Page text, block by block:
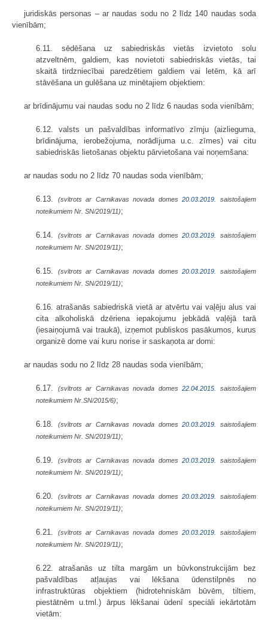
juridiskās personas – ar naudas sodu no 2 līdz 140 naudas soda
vienībām;
6.11. sēdēšana uz sabiedriskās vietās izvietoto solu
atzveltnēm, galdiem, kas novietoti sabiedriskās vietās, tai
skaitā tirdzniecībai paredzētiem galdiem vai letēm, kā arī
stāvēšana un gulēšana uz minētajiem objektiem:
ar brīdinājumu vai naudas sodu no 2 līdz 6 naudas soda vienībām;
6.12. valsts un pašvaldības informatīvo zīmju (aizlieguma,
brīdinājuma, ierobežojuma, norādījuma u.c. zīmes) vai citu
sabiedriskās lietošanas objektu pārvietošana vai noņemšana:
ar naudas sodu no 2 līdz 70 naudas soda vienībām;
6.13. (svītrots ar Carnikavas novada domes20.03.2019.
saistošajiem
noteikumiem Nr. SN/2019/11);
6.14. (svītrots ar Carnikavas novada domes20.03.2019.
saistošajiem
noteikumiem Nr. SN/2019/11);
6.15. (svītrots ar Carnikavas novada domes20.03.2019.
saistošajiem
noteikumiem Nr. SN/2019/11);
6.16. atrašanās sabiedriskā vietā ar atvērtu vai vaļēju alus vai
cita alkoholiskā dzēriena iepakojumu jebkādā vaļējā tarā
(iesaiņojumā vai traukā), izņemot publiskos pasākumos, kurus
organizē dome vai kuru norise ir saskaņota ar domi:
ar naudas sodu no 2 līdz 28 naudas soda vienībām;
6.17. (svītrots ar Carnikavas novada domes22.04.2015.
saistošajiem
noteikumiem Nr.SN/2015/6);
6.18. (svītrots ar Carnikavas novada domes20.03.2019.
saistošajiem
noteikumiem Nr. SN/2019/11);
6.19. (svītrots ar Carnikavas novada domes20.03.2019.
saistošajiem
noteikumiem Nr. SN/2019/11);
6.20. (svītrots ar Carnikavas novada domes20.03.2019.
saistošajiem
noteikumiem Nr. SN/2019/11);
6.21. (svītrots ar Carnikavas novada domes20.03.2019.
saistošajiem
noteikumiem Nr. SN/2019/11);
6.22. atrašanās uz tilta margām un būvkonstrukcijām bez
pašvaldības atļaujas vai lēkšana ūdenstilpnēs no
infrastruktūras objektiem (hidrotehniskām būvēm, tiltiem,
piestātnēm u.tml.) ārpus lēkšanai ūdenī speciāli iekārtotām
vietām: